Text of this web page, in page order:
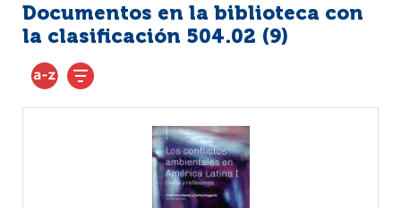
Documentos en la biblioteca con
la clasificación 504.02 (9)